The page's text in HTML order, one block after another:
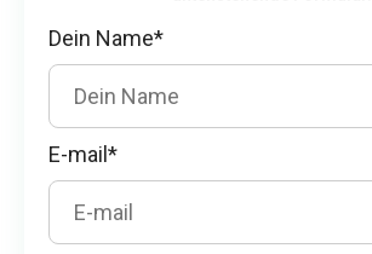
Dein Name*
E-mail*